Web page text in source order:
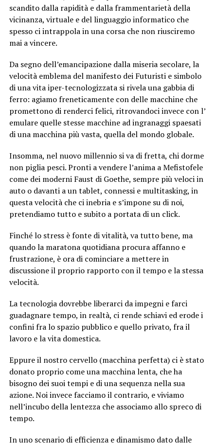
scandito dalla rapidità e dalla frammentarietà della
vicinanza, virtuale e del linguaggio informatico che
spesso ci intrappola in una corsa che non riusciremo
mai a vincere.
Da segno dell’emancipazione dalla miseria secolare, la
velocità emblema del manifesto dei Futuristi e simbolo
di una vita iper-tecnologizzata si rivela una gabbia di
ferro: agiamo freneticamente con delle macchine che
promettono di renderci felici, ritrovandoci invece con l’
emulare quelle stesse macchine ad ingranaggi spaesati
di una macchina più vasta, quella del mondo globale.
Insomma, nel nuovo millennio si va di fretta, chi dorme
non piglia pesci. Pronti a vendere l’anima a Mefistofele
come dei moderni Faust di Goethe, sempre più veloci in
auto o davanti a un tablet, connessi e multitasking, in
questa velocità che ci inebria e s’impone su di noi,
pretendiamo tutto e subito a portata di un click.
Finché lo stress è fonte di vitalità, va tutto bene, ma
quando la maratona quotidiana procura affanno e
frustrazione, è ora di cominciare a mettere in
discussione il proprio rapporto con il tempo e la stessa
velocità.
La tecnologia dovrebbe liberarci da impegni e farci
guadagnare tempo, in realtà, ci rende schiavi ed erode i
confini fra lo spazio pubblico e quello privato, fra il
lavoro e la vita domestica.
Eppure il nostro cervello (macchina perfetta) ci è stato
donato proprio come una macchina lenta, che ha
bisogno dei suoi tempi e di una sequenza nella sua
azione. Noi invece facciamo il contrario, e viviamo
nell’incubo della lentezza che associamo allo spreco di
tempo.
In uno scenario di efficienza e dinamismo dato dalle